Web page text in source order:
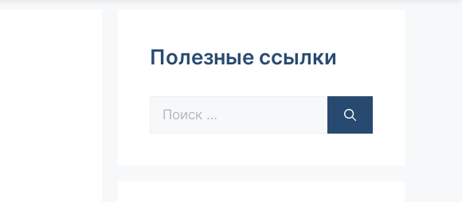
Полезные ссылки